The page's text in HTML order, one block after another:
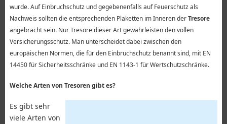
wurde. Auf Einbruchschutz und gegebenenfalls auf Feuerschutz als
Nachweis sollten die entsprechenden Plaketten im Inneren derTresore
angebracht sein. Nur Tresore dieser Art gewährleisten den vollen
Versicherungsschutz. Man unterscheidet dabei zwischen den
europäischen Normen, die für den Einbruchschutz benannt sind, mit EN
14450 für Sicherheitsschränke und EN 1143-1 für Wertschutzschränke.
Welche Arten von Tresoren gibt es?
Es gibt sehr
viele Arten von